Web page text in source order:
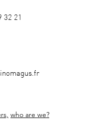
32 21
who are we?